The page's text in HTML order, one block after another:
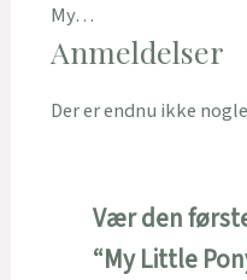
My…
Anmeldelser
Der er endnu ikke
Vær den
“My Little